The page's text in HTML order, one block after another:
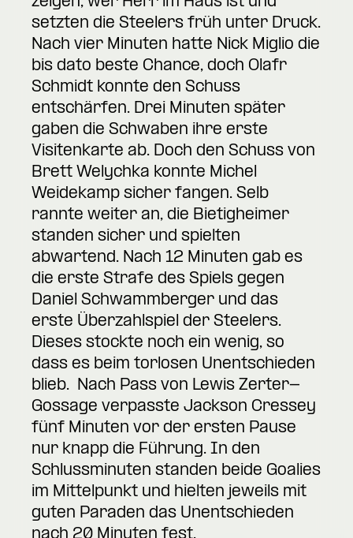
setzten die Steelers früh unter Druck.
Nach vier Minuten hatte Nick Miglio die
bis dato beste Chance, doch Olafr
Schmidt konnte den Schuss
entschärfen. Drei Minuten später
gaben die Schwaben ihre erste
Visitenkarte ab. Doch den Schuss von
Brett Welychka konnte Michel
Weidekamp sicher fangen. Selb
rannte weiter an, die Bietigheimer
standen sicher und spielten
abwartend. Nach 12 Minuten gab es
die erste Strafe des Spiels gegen
Daniel Schwammberger und das
erste Überzahlspiel der Steelers.
Dieses stockte noch ein wenig, so
dass es beim torlosen Unentschieden
blieb. Nach Pass von Lewis Zerter-
Gossage verpasste Jackson Cressey
fünf Minuten vor der ersten Pause
nur knapp die Führung. In den
Schlussminuten standen beide Goalies
im Mittelpunkt und hielten jeweils mit
guten Paraden das Unentschieden